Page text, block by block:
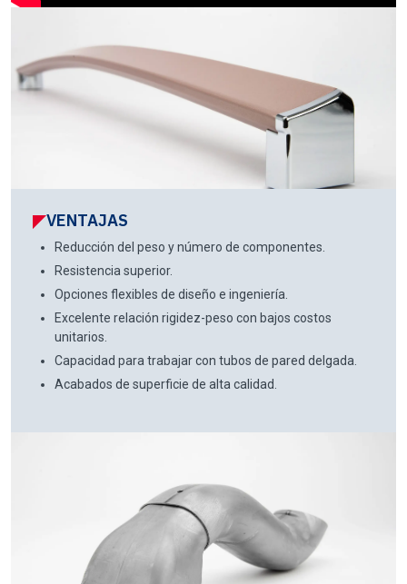
VENTAJAS
Reducción del peso y número de componentes.
Resistencia superior.
Opciones flexibles de diseño e ingeniería.
Excelente relación rigidez-peso con bajos costos
unitarios.
Capacidad para trabajar con tubos de pared delgada.
Acabados de superficie de alta calidad.